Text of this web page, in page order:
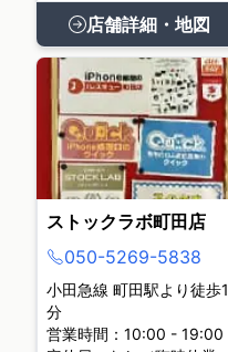
店舗詳細・地図
ストックラボ町田店
050-5269-5838
小田急線 町田駅より徒歩1
分
営業時間：10:00 - 19:00